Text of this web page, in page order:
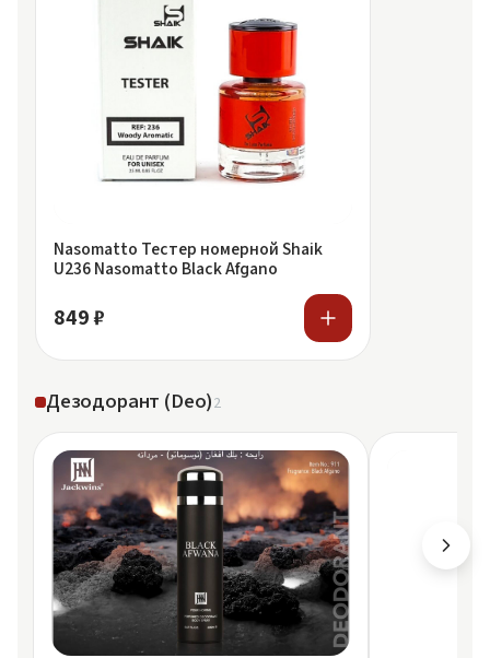
Nasomatto Тестер номерной Shaik
U236 Nasomatto Black Afgano
849 ₽
Дезодорант (Deo)2